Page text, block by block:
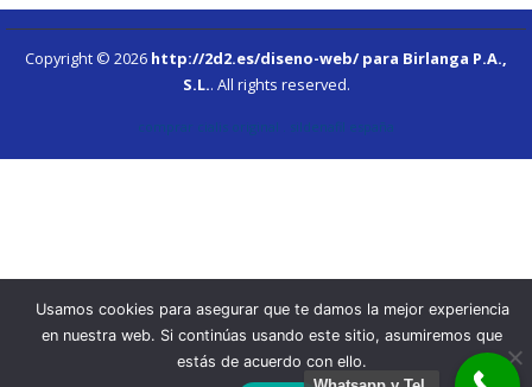
Copyright © 2026 http://2d2.es/diseno-web/ para Birlanga P.A.,
S.L.. All rights reserved.
comprar cialis original sildenafil españa
Usamos cookies para asegurar que te damos la mejor experiencia
en nuestra web. Si continúas usando este sitio, asumiremos que
estás de acuerdo con ello.